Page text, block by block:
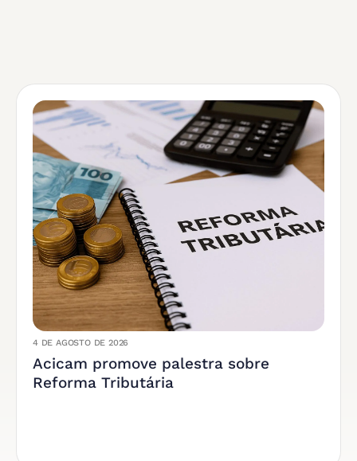
4 DE AGOSTO DE 2026
Acicam promove palestra sobre
Reforma Tributária